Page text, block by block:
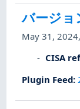
バージョ
May 31,
CISA
Plugin Feed: